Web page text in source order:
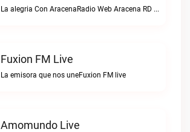
La alegria Con AracenaRadio Web Aracena RD live
Fuxion FM Live
La emisora que nos uneFuxion FM live
Amomundo Live